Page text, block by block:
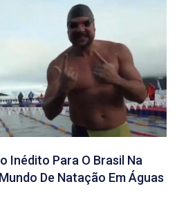
Inédito Para O Brasil Na
De Natação Em Águas